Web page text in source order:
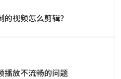
视频怎么剪辑？
播放不流畅的问题